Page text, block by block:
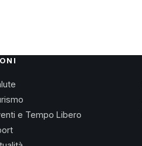
e Tempo Libero